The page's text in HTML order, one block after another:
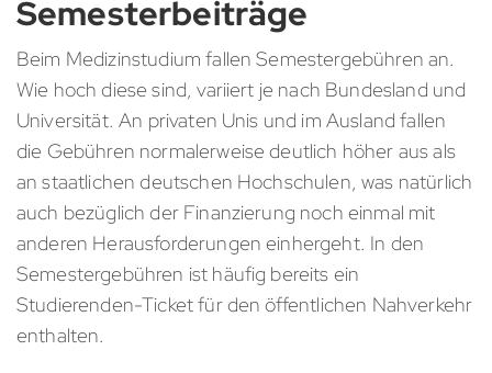
Semesterbeiträge
Beim Medizinstudium fallen Semestergebühren an.
Wie hoch diese sind, variiert je nach Bundesland und
Universität. An privaten Unis und im Ausland fallen
die Gebühren normalerweise deutlich höher aus als
an staatlichen deutschen Hochschulen, was natürlich
auch bezüglich der Finanzierung noch einmal mit
anderen Herausforderungen einhergeht. In den
Semestergebühren ist häufig bereits ein
Studierenden-Ticket für den öffentlichen Nahverkehr
enthalten.